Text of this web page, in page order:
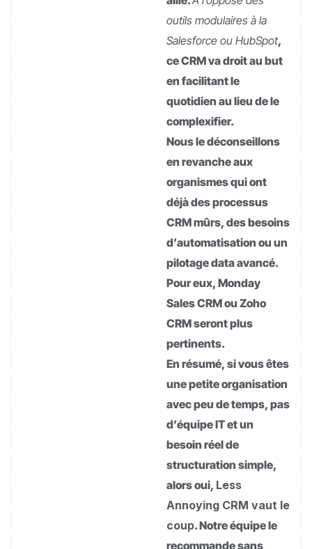
outils modulaires à la
Salesforce ou HubSpot,
ce CRM va droit au but
en facilitant le
quotidien au lieu de le
complexifier.
Nous le déconseillons
en revanche aux
organismes qui ont
déjà des processus
CRM mûrs, des besoins
d’automatisation ou un
pilotage data avancé.
Pour eux, Monday
Sales CRM ou Zoho
CRM seront plus
pertinents.
En résumé, si vous êtes
une petite organisation
avec peu de temps, pas
d’équipe IT et un
besoin réel de
structuration simple,
alors oui, Less
Annoying CRM vaut le
coup. Notre équipe le
recommande sans